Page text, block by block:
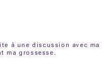
à une discussion avec ma
ma grossesse.